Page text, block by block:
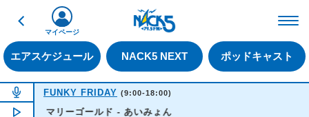
戻る
エアスケジュール NACK5 NEXT ポッドキャスト
マイページ
NOW ON AIR
FUNKY FRIDAY (9:00-18:00)
NOW PLAYING 12:52
マリーゴールド - あいみょん